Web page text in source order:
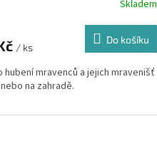
Skladem
/ ks
Do košíku
hubení mravenců a jejich mravenišť
na zahradě.